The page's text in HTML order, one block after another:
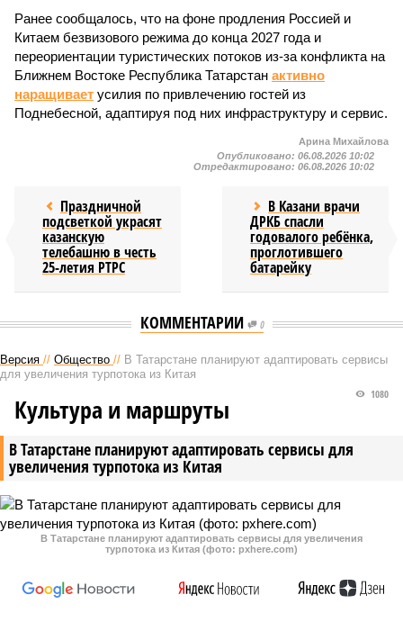
Ранее сообщалось, что на фоне продления Россией и
Китаем безвизового режима до конца 2027 года и
переориентации туристических потоков из-за конфликта на
Ближнем Востоке Республика Татарстан активно
наращивает усилия по привлечению гостей из
Поднебесной, адаптируя под них инфраструктуру и сервис.
Арина Михайлова
Опубликовано: 06.08.2026 10:02
Отредактировано: 06.08.2026 10:02
Праздничной
подсветкой украсят
казанскую
телебашню в честь
25-летия РТРС
В Казани врачи
ДРКБ спасли
годовалого ребёнка,
проглотившего
батарейку
КОММЕНТАРИИ 0
Версия // Общество // В Татарстане планируют адаптировать сервисы
для увеличения турпотока из Китая
В Татарстане планируют адаптировать сервисы для
увеличения турпотока из Китая
1080
Культура и маршруты
В Татарстане планируют адаптировать сервисы для увеличения
турпотока из Китая (фото: pxhere.com)